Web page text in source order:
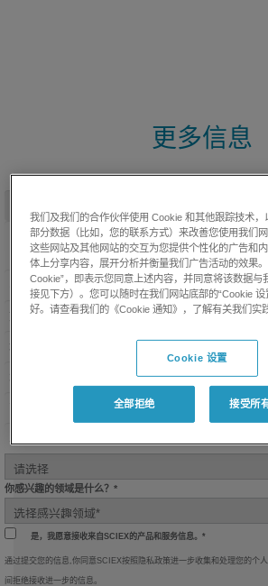
更多信息
显示完整资料
你感兴趣的领域是什么？*
是，我愿意接收来自SCIEX的产品和服务信息。*
通过提交您的信息,你同意SCIEX按照隐私政策进一步收集和处理您的个人
间拒绝接收进一步的信息。
我们及我们的合作伙伴使用 Cookie 和其他跟踪技术
部分数据（比如，您的联系方式）来改善您使用我们
这些网站及其他网站的交互为您提供个性化的广告和
体上分享内容，展开分析并衡量我们广告活动的效果
Cookie”，即表示您同意上述内容，并同意将该数据与
接见下方）。您可以随时在我们网站底部的“Cookie
好。请查看我们的《Cookie 通知》，了解有关我们实
Cookie 设置
全部拒绝 接受所